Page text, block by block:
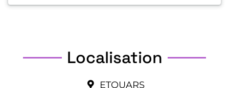
Localisation
ETOUARS